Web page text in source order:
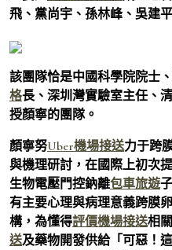
飛、黨尚宇、孫林峰、吳建
該團隊恰是中國科學院院士
格長、深圳灣實驗室主任、
授顏寧的團隊。
顏寧努Uber機場接送力于跨
與機理研討，在國際上初次
生物電壓門控鈉離包車旅遊
有主要心理與病理意義跨膜
構，為懂得評價機場接送相
送及藥物開發供給「可惡！